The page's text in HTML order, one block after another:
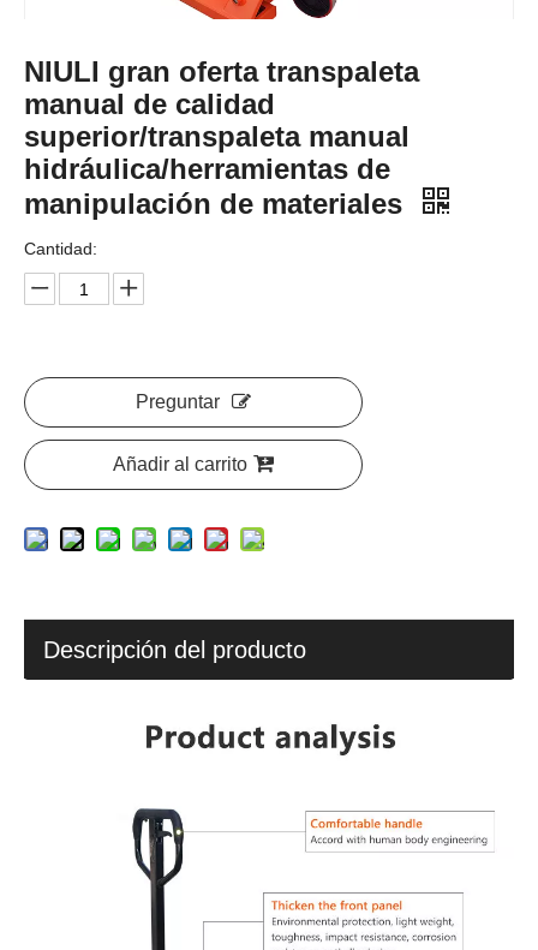
NIULI gran oferta transpaleta
manual de calidad
superior/transpaleta manual
hidráulica/herramientas de
manipulación de materiales
Cantidad:
Preguntar
Añadir al carrito
Descripción del producto